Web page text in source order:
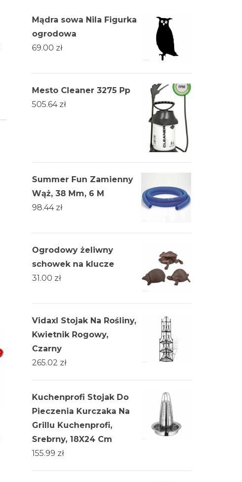
Mądra sowa Nila Figurka
ogrodowa
69.00 zł
Mesto Cleaner 3275 Pp
505.64 zł
Summer Fun Zamienny
Wąż, 38 Mm, 6 M
98.44 zł
Ogrodowy żeliwny
schowek na klucze
31.00 zł
Vidaxl Stojak Na Rośliny,
Kwietnik Rogowy,
Czarny
265.02 zł
Kuchenprofi Stojak Do
Pieczenia Kurczaka Na
Grillu Kuchenprofi,
Srebrny, 18X24 Cm
155.99 zł